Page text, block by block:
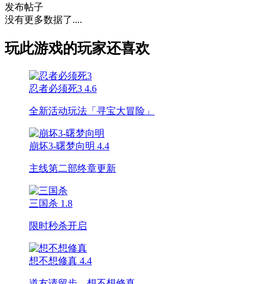
发布帖子
没有更多数据了....
玩此游戏的玩家还喜欢
忍者必须死3 4.6
全新活动玩法「寻宝大冒险」
崩坏3-曙梦向明 4.4
主线第二部终章更新
三国杀 1.8
限时秒杀开启
想不想修真 4.4